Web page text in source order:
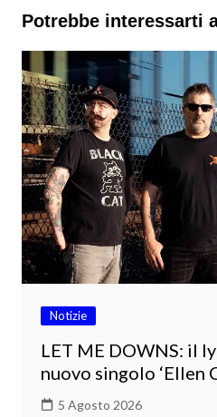
Potrebbe interessarti
Notizie
LET ME DOWNS: il
nuovo singolo ‘Ellen
5 Agosto 2026